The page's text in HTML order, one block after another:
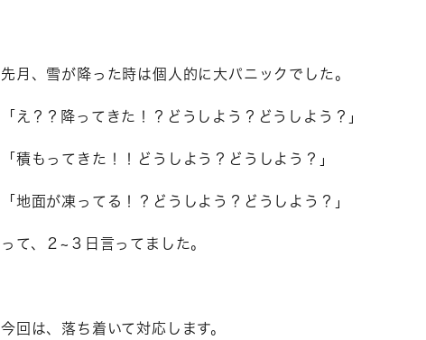
先月、雪が降った時は個人的に大パニックでした。
「え？？降ってきた！？どうしよう？どうしよう？」
「積もってきた！！どうしよう？どうしよう？」
「地面が凍ってる！？どうしよう？どうしよう？」
って、２~３日言ってました。
今回は、落ち着いて対応します。